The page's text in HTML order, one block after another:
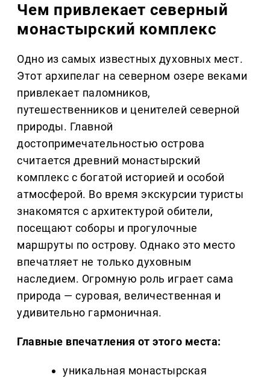
Чем привлекает северный
монастырский комплекс
Одно из самых известных духовных мест.
Этот архипелаг на северном озере веками
привлекает паломников,
путешественников и ценителей северной
природы. Главной
достопримечательностью острова
считается древний монастырский
комплекс с богатой историей и особой
атмосферой. Во время экскурсии туристы
знакомятся с архитектурой обители,
посещают соборы и прогулочные
маршруты по острову. Однако это место
впечатляет не только духовным
наследием. Огромную роль играет сама
природа — суровая, величественная и
удивительно гармоничная.
Главные впечатления от этого места:
уникальная монастырская